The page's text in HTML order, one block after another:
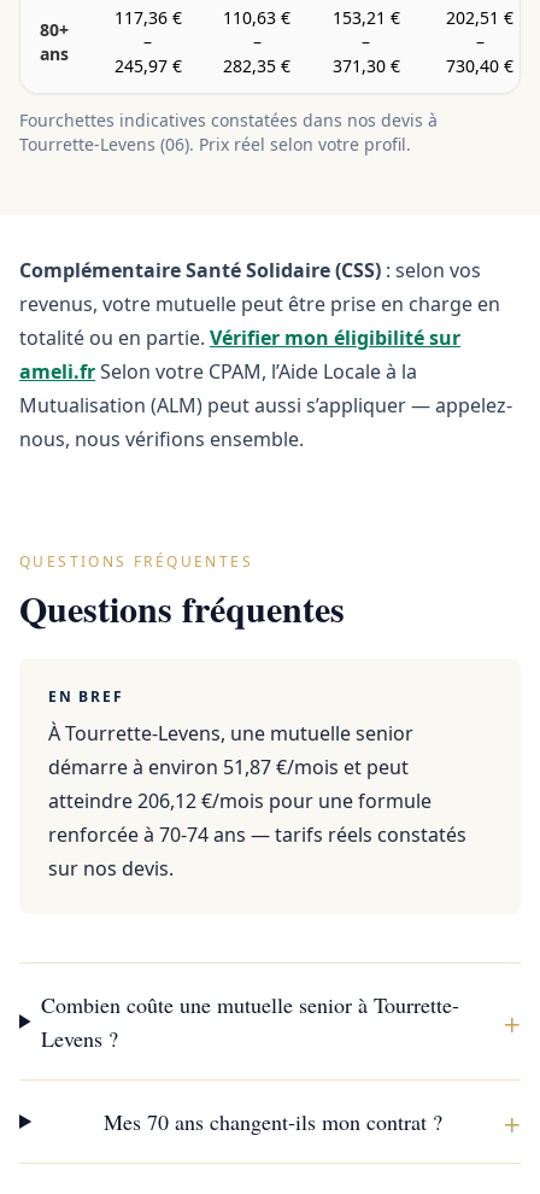
80+
ans
117,36 €
–
245,97 €
110,63 €
–
282,35 €
153,21 €
–
371,30 €
202,51 €
–
730,40 €
Fourchettes indicatives constatées dans nos devis à
Tourrette-Levens (06). Prix réel selon votre profil.
Complémentaire Santé Solidaire (CSS) : selon vos
revenus, votre mutuelle peut être prise en charge en
totalité ou en partie. Vérifier mon éligibilité sur
ameli.frSelon votre CPAM, l’Aide Locale à la
Mutualisation (ALM) peut aussi s’appliquer — appelez-
nous, nous vérifions ensemble.
QUESTIONS FRÉQUENTES
Questions fréquentes
EN BREF
À Tourrette-Levens, une mutuelle senior
démarre à environ 51,87 €/mois et peut
atteindre 206,12 €/mois pour une formule
renforcée à 70-74 ans — tarifs réels constatés
sur nos devis.
Combien coûte une mutuelle senior à Tourrette-
Levens ?
+
Mes 70 ans changent-ils mon contrat ? +